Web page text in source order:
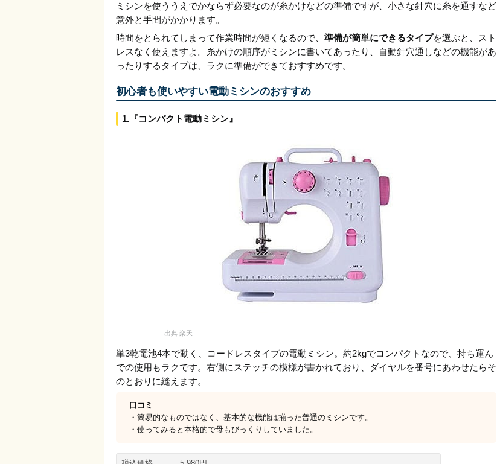
ミシンを使ううえでかならず必要なのが糸かけなどの準備ですが、小さな針穴に糸を通すなど
意外と手間がかかります。
時間をとられてしまって作業時間が短くなるので、 準備が簡単にできるタイプを選ぶと、スト
レスなく使えますよ。糸かけの順序がミシンに書いてあったり、自動針穴通しなどの機能があ
ったりするタイプは、ラクに準備ができておすすめです。
初心者も使いやすい電動ミシンのおすすめ
1.『コンパクト電動ミシン』
出典:楽天
単3乾電池4本で動く、コードレスタイプの電動ミシン。約2kgでコンパクトなので、持ち運ん
での使用もラクです。右側にステッチの模様が書かれており、ダイヤルを番号にあわせたらそ
のとおりに縫えます。
口コミ
・簡易的なものではなく、基本的な機能は揃った普通のミシンです。
・使ってみると本格的で母もびっくりしていました。